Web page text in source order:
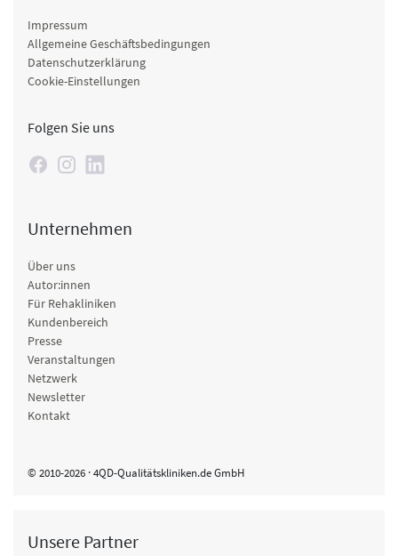
Impressum
Allgemeine Geschäftsbedingungen
Datenschutzerklärung
Cookie-Einstellungen
Folgen Sie uns
Unternehmen
Über uns
Autor:innen
Für Rehakliniken
Kundenbereich
Presse
Veranstaltungen
Netzwerk
Newsletter
Kontakt
© 2010-2026 · 4QD-Qualitätskliniken.de GmbH
Unsere Partner